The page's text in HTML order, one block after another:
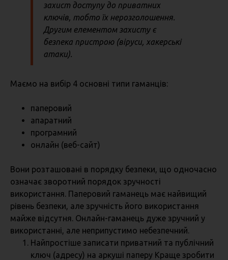
захист доступу до приватних
ключів, тобто їх нерозголошення.
Другим елементом захисту є
безпека пристрою (віруси, хакерські
атаки).
Маємо на вибір 4 основні типи гаманців:
паперовий
апаратний
програмний
онлайн (веб-сайт)
Вони розташовані в порядку безпеки, що одночасно
означає зворотний порядок зручності
використання. Паперовий гаманець має найвищий
рівень безпеки, але зручність його використання
майже відсутня. Онлайн-гаманець дуже зручний у
використанні, але неприпустимо небезпечний.
Найпростіше записати приватний та публічний
ключ (адресу) на аркуші паперу Краще зробити